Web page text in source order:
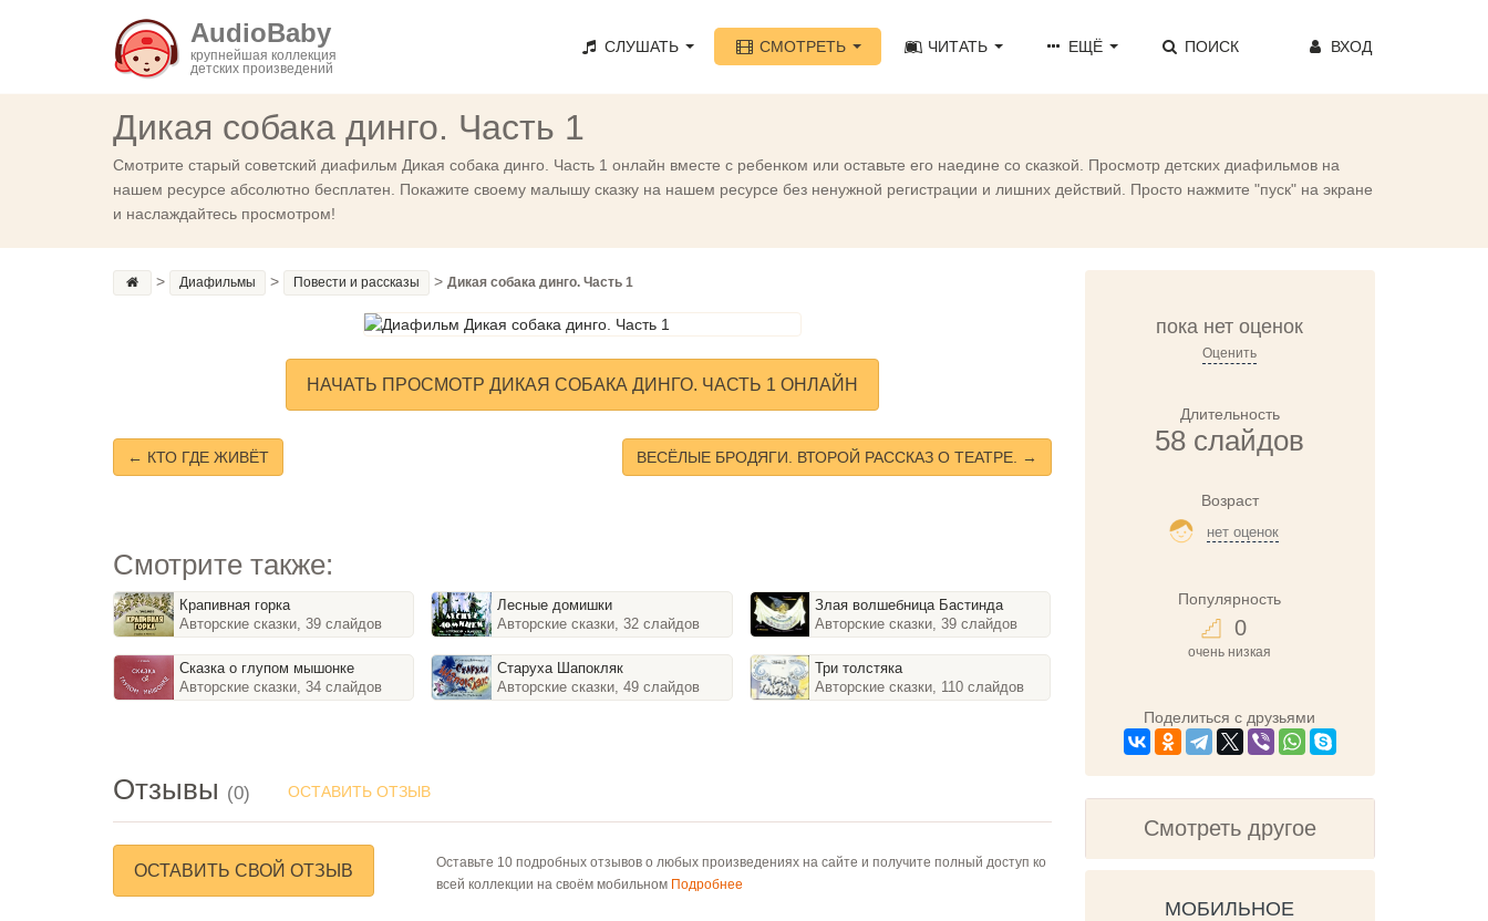
AudioBaby
крупнейшая коллекция
детских произведений
СЛУШАТЬ СМОТРЕТЬ ЧИТАТЬ ЕЩЁ ПОИСК ВХОД
Дикая собака динго. Часть 1
Смотрите старый советский диафильм Дикая собака динго. Часть 1 онлайн вместе с ребенком или оставьте его наедине со сказкой. Просмотр детских диафильмов на
нашем ресурсе абсолютно бесплатен. Покажите своему малышу сказку на нашем ресурсе без ненужной регистрации и лишних действий. Просто нажмите "пуск" на экране
и наслаждайтесь просмотром!
> Диафильмы > Повести и рассказы > Дикая собака динго. Часть 1
НАЧАТЬ ПРОСМОТР ДИКАЯ СОБАКА ДИНГО. ЧАСТЬ 1 ОНЛАЙН
← КТО ГДЕ ЖИВЁТ ВЕСЁЛЫЕ БРОДЯГИ. ВТОРОЙ РАССКАЗ О ТЕАТРЕ. →
Смотрите также:
Крапивная горка
Авторские сказки, 39 слайдов
Сказка о глупом мышонке
Авторские сказки, 34 слайдов
Лесные домишки
Авторские сказки, 32 слайдов
Старуха Шапокляк
Авторские сказки, 49 слайдов
Злая волшебница Бастинда
Авторские сказки, 39 слайдов
Три толстяка
Авторские сказки, 110 слайдов
Отзывы (0) ОСТАВИТЬ ОТЗЫВ
ОСТАВИТЬ СВОЙ ОТЗЫВ
Оставьте 10 подробных отзывов о любых произведениях на сайте и получите полный доступ ко
всей коллекции на своём мобильном Подробнее
пока нет оценок
Оценить
Длительность
58 слайдов
Возраст
нет оценок
Популярность
0
очень низкая
Поделиться с друзьями
Смотреть другое
МОБИЛЬНОЕ